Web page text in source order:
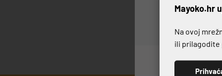
Mayoko.hr
Na ovoj
ili prilagodite